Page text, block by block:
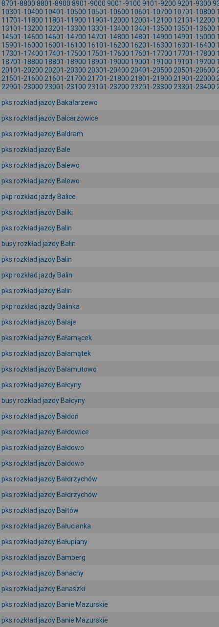
8701-8800 8801-8900 8901-9000 9001-9100 9101-9200 9201-9300
10301-10400 10401-10500 10501-10600 10601-10700 10701-10800
11701-11800 11801-11900 11901-12000 12001-12100 12101-12200
13101-13200 13201-13300 13301-13400 13401-13500 13501-13600
14501-14600 14601-14700 14701-14800 14801-14900 14901-15000
15901-16000 16001-16100 16101-16200 16201-16300 16301-16400
17301-17400 17401-17500 17501-17600 17601-17700 17701-17800
18701-18800 18801-18900 18901-19000 19001-19100 19101-19200
20101-20200 20201-20300 20301-20400 20401-20500 20501-20600
21501-21600 21601-21700 21701-21800 21801-21900 21901-22000
22901-23000 23001-23100 23101-23200 23201-23300 23301-23400
pks rozkład jazdy Bakałarzewo
pks rozkład jazdy Balcarzowice
pks rozkład jazdy Baldram
pks rozkład jazdy Bale
pks rozkład jazdy Balewo
pks rozkład jazdy Balewo
pkp rozkład jazdy Balice
pks rozkład jazdy Baliki
pks rozkład jazdy Balin
busy rozkład jazdy Balin
pks rozkład jazdy Balin
pkp rozkład jazdy Balin
pks rozkład jazdy Balin
pkp rozkład jazdy Balinka
pks rozkład jazdy Bałaje
pks rozkład jazdy Bałamącek
pks rozkład jazdy Bałamątek
pks rozkład jazdy Bałamutowo
pks rozkład jazdy Bałcyny
busy rozkład jazdy Bałcyny
pks rozkład jazdy Bałdoń
pks rozkład jazdy Bałdowice
pks rozkład jazdy Bałdowo
pks rozkład jazdy Bałdowo
pks rozkład jazdy Bałdrzychów
pks rozkład jazdy Bałdrzychów
pks rozkład jazdy Bałtów
pks rozkład jazdy Bałucianka
pks rozkład jazdy Bałupiany
pks rozkład jazdy Bamberg
pks rozkład jazdy Banachy
pks rozkład jazdy Banaszki
pks rozkład jazdy Banie Mazurskie
pks rozkład jazdy Banie Mazurskie